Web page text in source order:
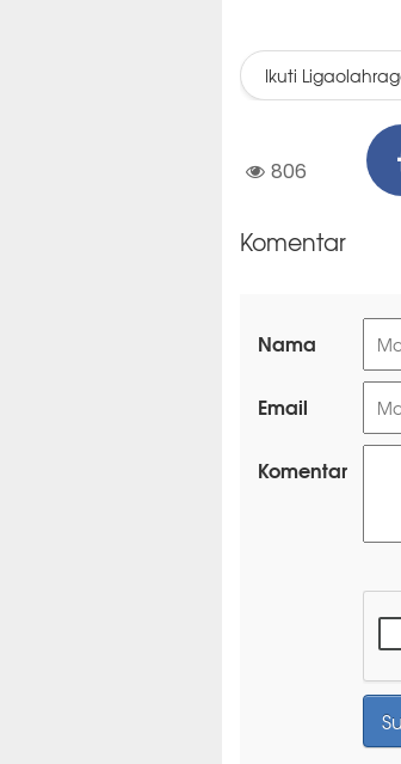
Ikuti
806
Komentar
Nama
Email
Komentar